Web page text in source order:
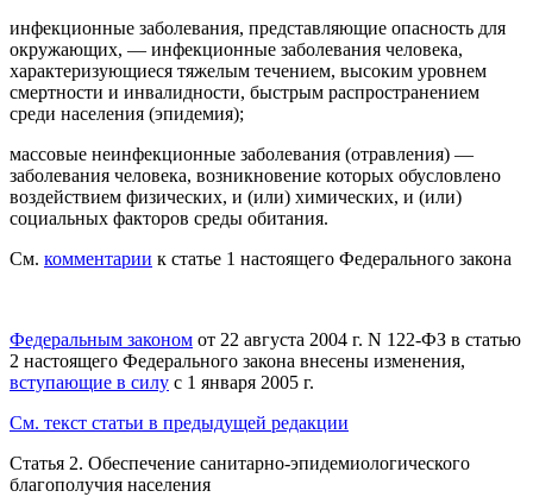
инфекционные заболевания, представляющие опасность для
окружающих, — инфекционные заболевания человека,
характеризующиеся тяжелым течением, высоким уровнем
смертности и инвалидности, быстрым распространением
среди населения (эпидемия);
массовые неинфекционные заболевания (отравления) —
заболевания человека, возникновение которых обусловлено
воздействием физических, и (или) химических, и (или)
социальных факторов среды обитания.
См. комментарии к статье 1 настоящего Федерального закона
Федеральным законом от 22 августа 2004 г. N 122-ФЗ в статью
2 настоящего Федерального закона внесены изменения,
вступающие в силу с 1 января 2005 г.
См. текст статьи в предыдущей редакции
Статья 2. Обеспечение санитарно-эпидемиологического
благополучия населения